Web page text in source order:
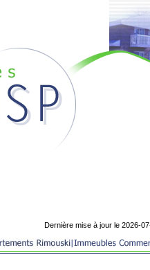
Dernière mise à jour le 2026-